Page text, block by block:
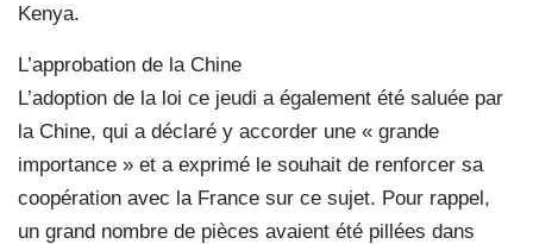
Kenya.
L’approbation de la Chine
L’adoption de la loi ce jeudi a également été saluée par
la Chine, qui a déclaré y accorder une « grande
importance » et a exprimé le souhait de renforcer sa
coopération avec la France sur ce sujet. Pour rappel,
un grand nombre de pièces avaient été pillées dans